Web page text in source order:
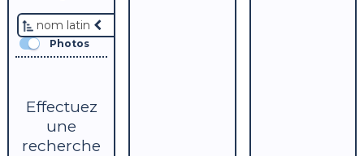
nom latin
Photos
Effectuez
une
recherche